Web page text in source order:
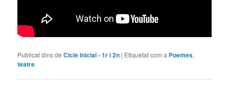
Publicat dins de Cicle Inicial - 1r i 2n | Etiquetat com a Poemes,
teatre